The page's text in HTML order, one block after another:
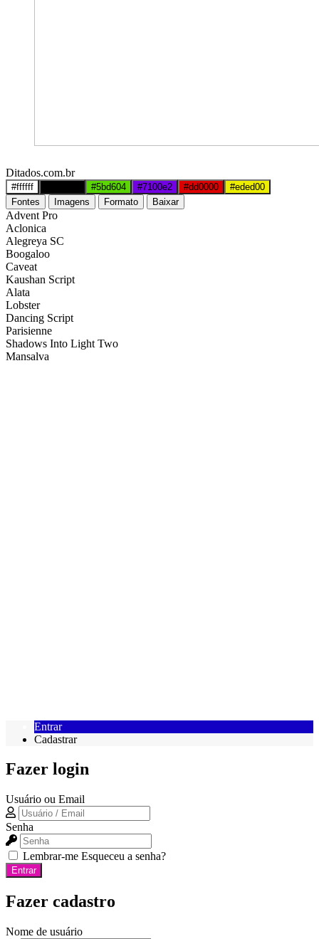
Ditados.com.br
#ffffff #5bd604 #7100e2 #dd0000
#eded00
Fontes
Imagens Formato Baixar
Advent Pro
Aclonica
Alegreya SC
Boogaloo
Caveat
Kaushan Script
Alata
Lobster
Dancing Script
Parisienne
Shadows Into Light Two
Mansalva
Entrar
Cadastrar
Fazer login
Usuário ou Email
Senha
Lembrar-me Esqueceu a senha?
Entrar
Fazer cadastro
Nome de usuário